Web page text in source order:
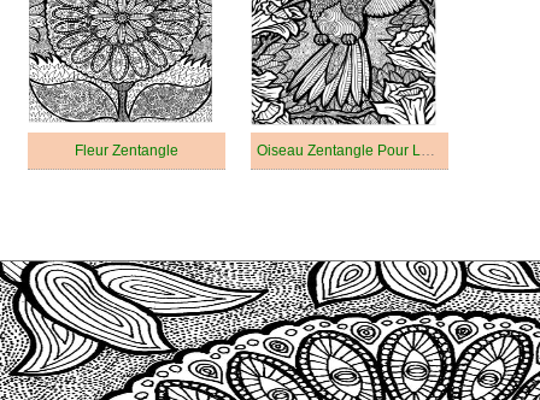
Fleur Zentangle Oiseau Zentangle Pour Les Adultes